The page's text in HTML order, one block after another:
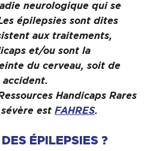
neurologique qui se
épilepsies sont dites
aux traitements,
et/ou sont la
du cerveau, soit de
accident.
Handicaps Rares
est FAHRES.
ÉPILEPSIES ?